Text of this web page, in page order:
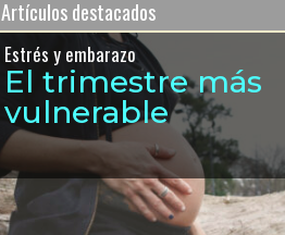
Artículos destacados
Estrés y embarazo
El trimestre más
vulnerable